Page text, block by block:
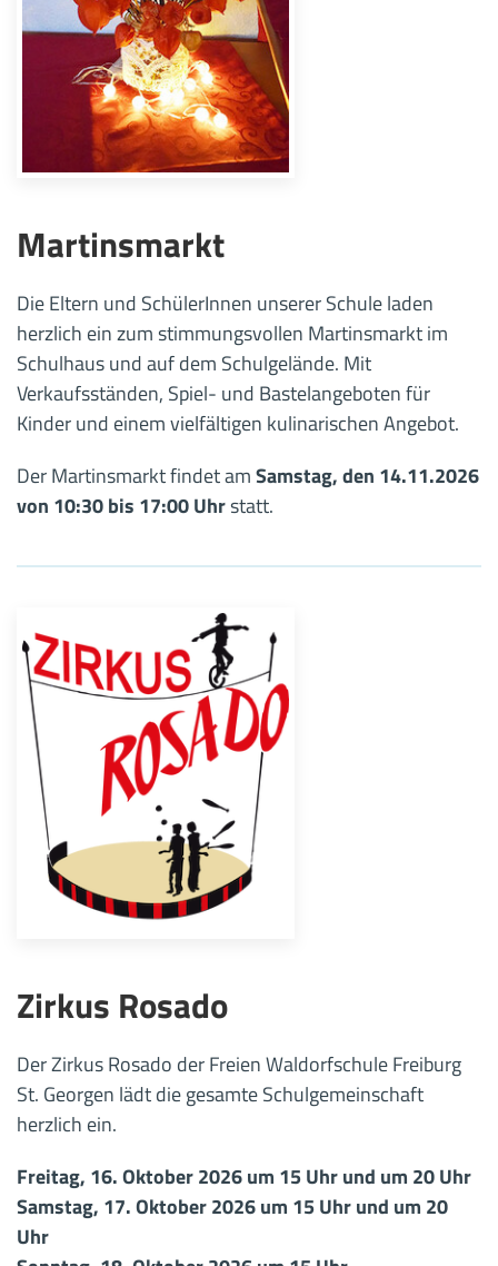
Martinsmarkt
Die Eltern und SchülerInnen unserer Schule laden
herzlich ein zum stimmungsvollen Martinsmarkt im
Schulhaus und auf dem Schulgelände. Mit
Verkaufsständen, Spiel- und Bastelangeboten für
Kinder und einem vielfältigen kulinarischen Angebot.
Der Martinsmarkt findet amSamstag, den 14.11.2026
von 10:30 bis 17:00 Uhrstatt.
Zirkus Rosado
Der Zirkus Rosado der Freien Waldorfschule Freiburg
St. Georgen lädt die gesamte Schulgemeinschaft
herzlich ein.
Freitag, 16. Oktober 2026 um 15 Uhr und um 20 Uhr
Samstag, 17. Oktober 2026 um 15 Uhr und um 20
Uhr